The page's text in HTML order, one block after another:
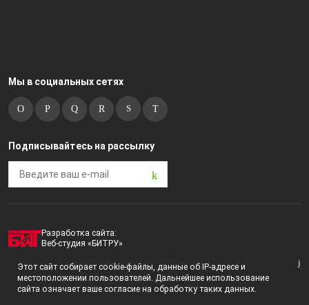
Мы в социальных сетях
Подписывайтесь на рассылку
Разработка сайта:
Веб-студия «БИТРУ»
2023 © i-market |
Пользовательское соглашение
Политика конфиденциальности
Этот сайт собирает cookie-файлы, данные об IP-адресе и
местоположении пользователей. Дальнейшее использование
сайта означает ваше согласие на обработку таких данных.